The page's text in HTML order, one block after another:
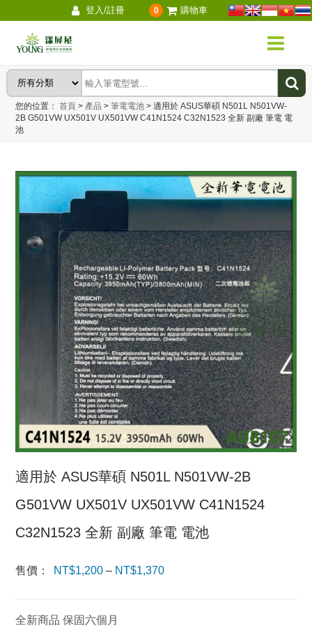
登入/註冊 0 購物車
您的位置：首頁 > 產品 > 筆電電池 > 適用於 ASUS華碩 N501L N501VW-
2B G501VW UX501V UX501VW C41N1524 C32N1523 全新 副廠 筆電 電
池
適用於 ASUS華碩 N501L N501VW-2B
G501VW UX501V UX501VW C41N1524
C32N1523 全新 副廠 筆電 電池
售價： NT$1,200 – NT$1,370價格範
全新商品 保固六個月